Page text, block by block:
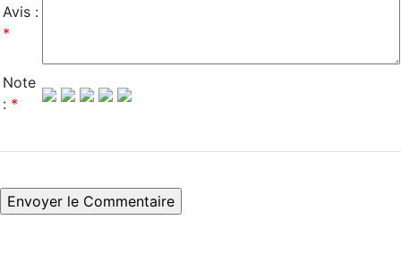
Avis :
*
Note
: *